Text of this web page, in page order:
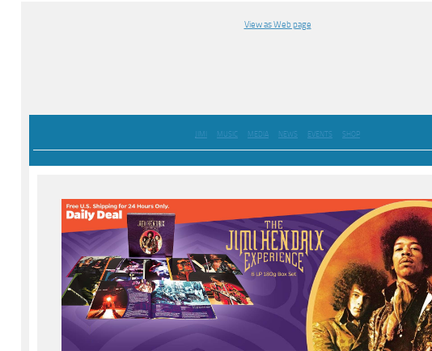
View as Web page
JIMI MUSIC MEDIA NEWS EVENTS SHOP